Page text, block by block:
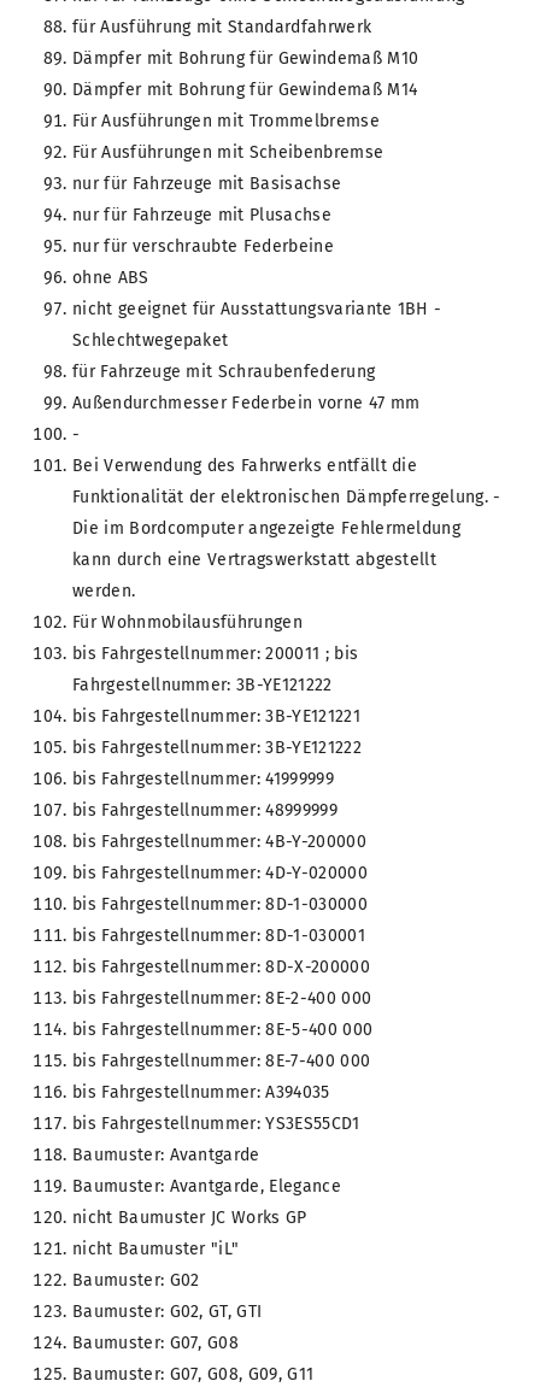
für Ausführung mit Standardfahrwerk
Dämpfer mit Bohrung für Gewindemaß M10
Dämpfer mit Bohrung für Gewindemaß M14
Für Ausführungen mit Trommelbremse
Für Ausführungen mit Scheibenbremse
nur für Fahrzeuge mit Basisachse
nur für Fahrzeuge mit Plusachse
nur für verschraubte Federbeine
ohne ABS
nicht geeignet für Ausstattungsvariante 1BH -
Schlechtwegepaket
für Fahrzeuge mit Schraubenfederung
Außendurchmesser Federbein vorne 47 mm
-
Bei Verwendung des Fahrwerks entfällt die
Funktionalität der elektronischen Dämpferregelung. -
Die im Bordcomputer angezeigte Fehlermeldung
kann durch eine Vertragswerkstatt abgestellt
werden.
Für Wohnmobilausführungen
bis Fahrgestellnummer: 200011 ; bis
Fahrgestellnummer: 3B-YE121222
bis Fahrgestellnummer: 3B-YE121221
bis Fahrgestellnummer: 3B-YE121222
bis Fahrgestellnummer: 41999999
bis Fahrgestellnummer: 48999999
bis Fahrgestellnummer: 4B-Y-200000
bis Fahrgestellnummer: 4D-Y-020000
bis Fahrgestellnummer: 8D-1-030000
bis Fahrgestellnummer: 8D-1-030001
bis Fahrgestellnummer: 8D-X-200000
bis Fahrgestellnummer: 8E-2-400 000
bis Fahrgestellnummer: 8E-5-400 000
bis Fahrgestellnummer: 8E-7-400 000
bis Fahrgestellnummer: A394035
bis Fahrgestellnummer: YS3ES55CD1
Baumuster: Avantgarde
Baumuster: Avantgarde, Elegance
nicht Baumuster JC Works GP
nicht Baumuster "iL"
Baumuster: G02
Baumuster: G02, GT, GTI
Baumuster: G07, G08
Baumuster: G07, G08, G09, G11